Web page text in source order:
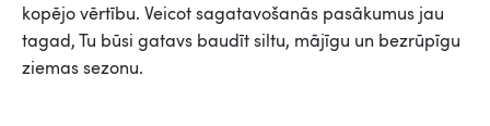
kopējo vērtību. Veicot sagatavošanās pasākumus jau
tagad, Tu būsi gatavs baudīt siltu, mājīgu un bezrūpīgu
ziemas sezonu.